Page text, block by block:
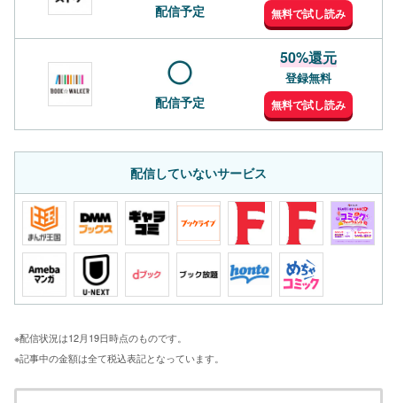
配信予定 無料で試し読み
配信予定
50%還元
登録無料
無料で試し読み
配信していないサービス
※配信状況は12月19日時点のものです。
※記事中の金額は全て税込表記となっています。